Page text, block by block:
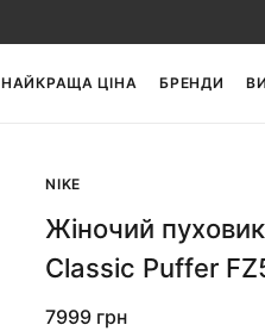
НАЙКРАЩА ЦІНА БРЕНДИ
NIKE
Жіночий
Classic Puffer
7999 грн